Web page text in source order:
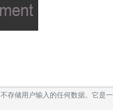
存储用户输入的任何数据。它是